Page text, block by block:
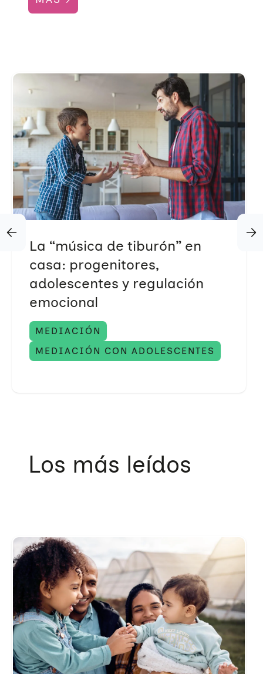
La “música de tiburón” en
casa: progenitores,
adolescentes y regulación
emocional
MEDIACIÓN
MEDIACIÓN CON ADOLESCENTES
Los más leídos